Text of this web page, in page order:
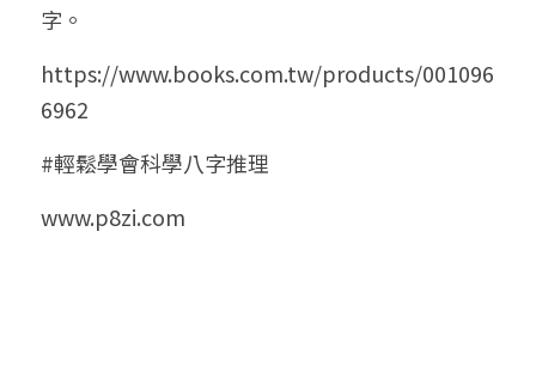
字。
https://www.books.com.tw/products/001096
6962
#輕鬆學會科學八字推理
www.p8zi.com